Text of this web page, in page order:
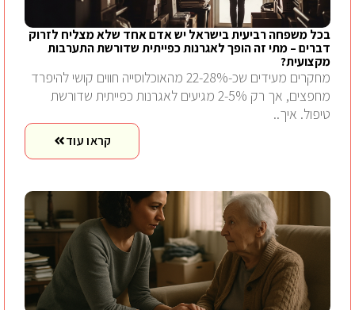
בכל משפחה רביעית בישראל יש אדם אחד שלא מצליח לזרוק
דברים – מתי זה הופך לאגרנות כפייתית שדורשת התערבות
מקצועית?
מחקרים מעידים שכ-22-28% מהאוכלוסייה חווים קושי להיפרד
מחפצים, אך רק 2-5% מגיעים לאגרנות כפייתית שדורשת
טיפול. איך..
קראו עוד